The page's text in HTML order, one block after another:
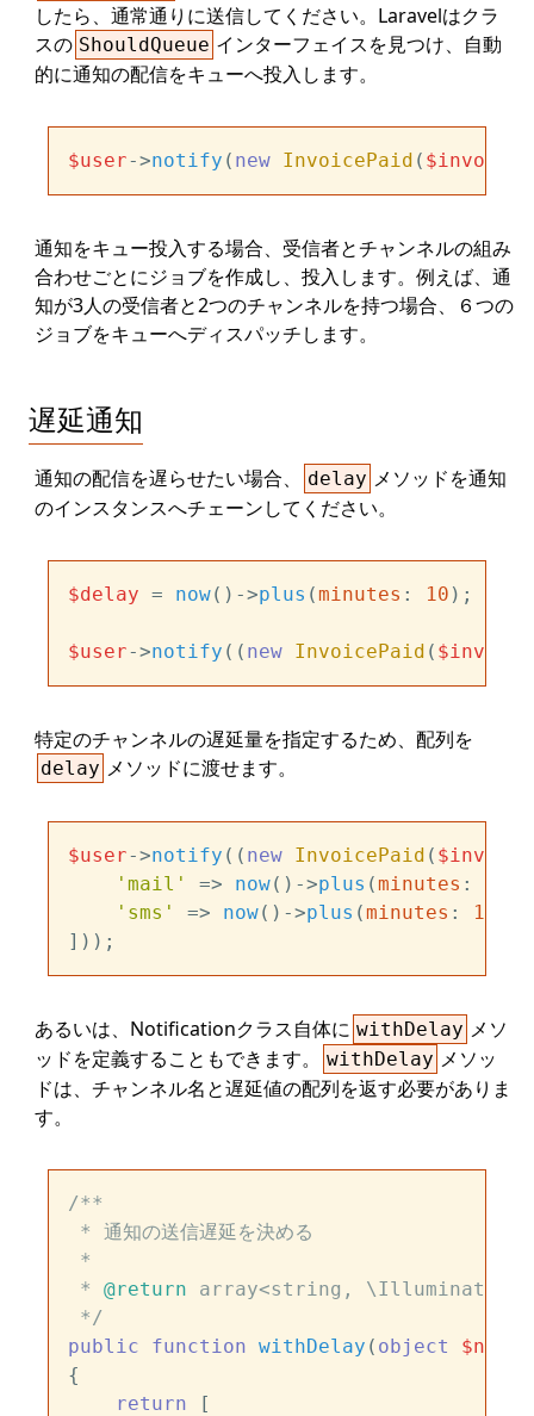
したら、通常通りに送信してください。Laravelはクラ
スの ShouldQueue インターフェイスを見つけ、自動
的に通知の配信をキューへ投入します。
$user->notify ( new InvoicePaid ( $invoice
通知をキュー投入する場合、受信者とチャンネルの組み
合わせごとにジョブを作成し、投入します。例えば、通
知が3人の受信者と2つのチャンネルを持つ場合、６つの
ジョブをキューへディスパッチします。
遅延通知
通知の配信を遅らせたい場合、 delay メソッドを通知
のインスタンスへチェーンしてください。
$delay = now()->plus (minutes : 10 );
$user->notify (( new InvoicePaid ( $invoice
特定のチャンネルの遅​​延量を指定するため、配列を
delay メソッドに渡せます。
$user->notify (( new InvoicePaid ( $invoice
'mail'
=> now()->plus (minutes :
'sms'
=> now()->plus (minutes : 10
あるいは、Notificationクラス自体に withDelay メソ
ッドを定義することもできます。
withDelay メソッ
ドは、チャンネル名と遅延値の配列を返す必要がありま
す。
/**
* 通知の送信遅延を決める
*
* @return array<string,
*/
public
function withDelay ( object
{
return [